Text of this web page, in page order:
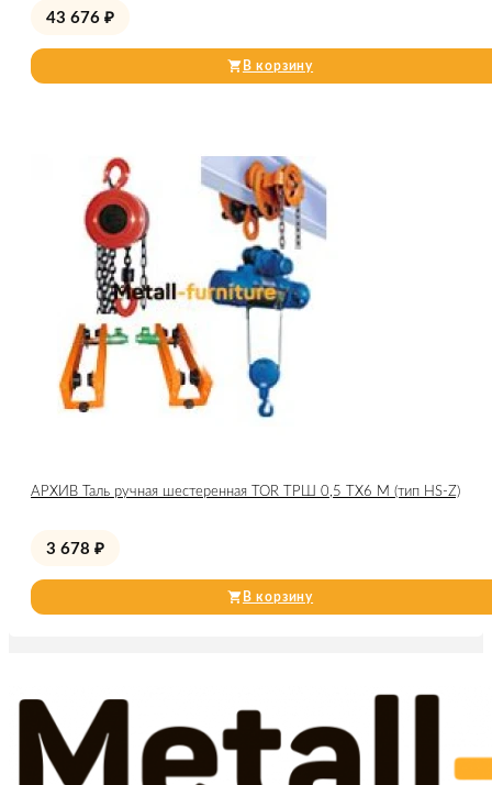
43 676 ₽
В корзину
АРХИВ Таль ручная шестеренная TOR ТРШ 0,5 ТХ6 М (тип HS-Z)
3 678 ₽
В корзину